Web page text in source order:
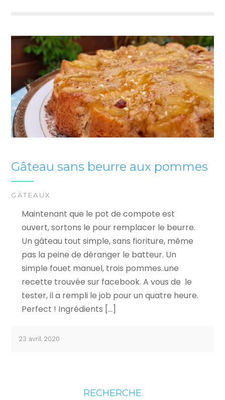
Gâteau sans beurre aux pommes
GÂTEAUX
Maintenant que le pot de compote est
ouvert, sortons le pour remplacer le beurre.
Un gâteau tout simple, sans fioriture, même
pas la peine de déranger le batteur. Un
simple fouet manuel, trois pommes..une
recette trouvée sur facebook. A vous de le
tester, il a rempli le job pour un quatre heure.
Perfect ! Ingrédients […]
23 avril 2020
RECHERCHE